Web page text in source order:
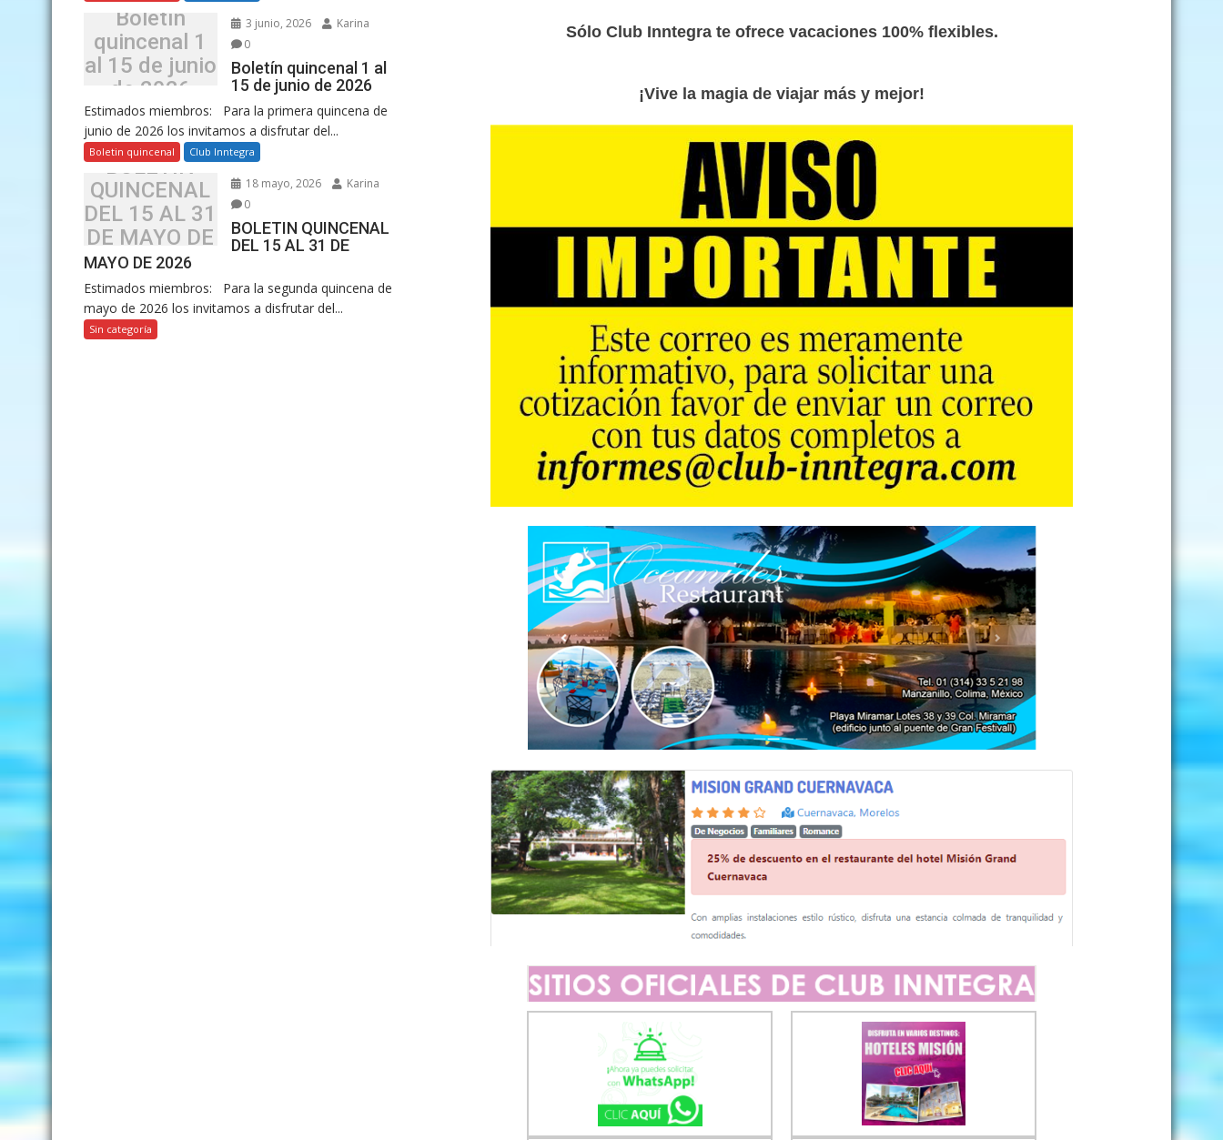
Sólo Club Inntegra te ofrece vacaciones 100% flexibles.
¡Vive la magia de viajar más y mejor!
Boletín
quincenal 1
al 15 de junio
de 2026
3 junio, 2026
Karina
0
Boletín quincenal 1 al
15 de junio de 2026
Estimados miembros: Para la primera quincena de
junio de 2026 los invitamos a disfrutar del...
Boletin quincenal Club Inntegra
BOLETIN
QUINCENAL
DEL 15 AL 31
DE MAYO DE
2026
18 mayo, 2026
Karina
0
BOLETIN QUINCENAL
DEL 15 AL 31 DE
MAYO DE 2026
Estimados miembros: Para la segunda quincena de
mayo de 2026 los invitamos a disfrutar del...
Sin categoría